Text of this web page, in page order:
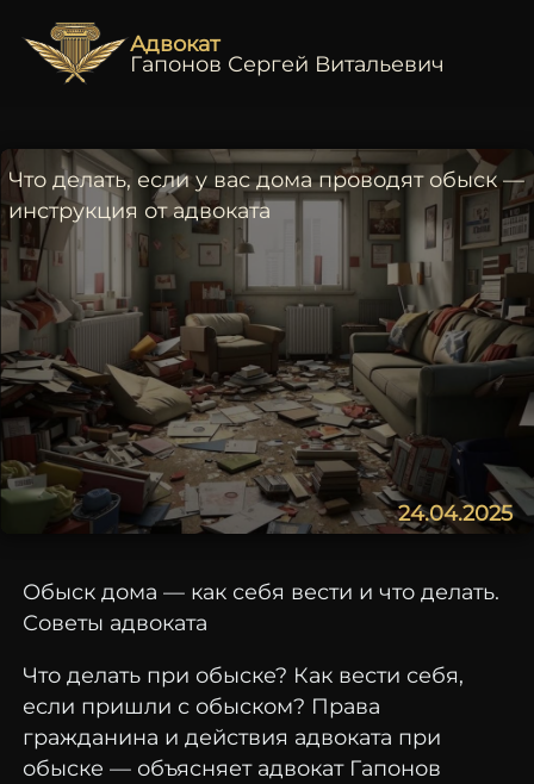
Адвокат
Гапонов Сергей Витальевич
24.04.2025
Что делать, если у вас дома проводят обыск —
инструкция от адвоката
Обыск дома — как себя вести и что делать.
Советы адвоката
Что делать при обыске? Как вести себя,
если пришли с обыском? Права
гражданина и действия адвоката при
обыске — объясняет адвокат Гапонов